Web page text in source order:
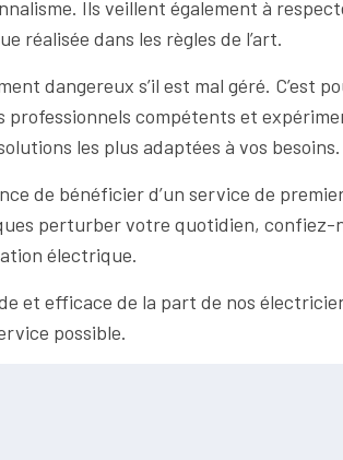
Ils veillent également à
réalisée dans les règles de l’art.
dangereux s’il est mal géré. C’est
compétents et
les plus adaptées à vos besoins.
de bénéficier d’un service de
perturber votre quotidien,
électrique.
et efficace de la part de nos
possible.